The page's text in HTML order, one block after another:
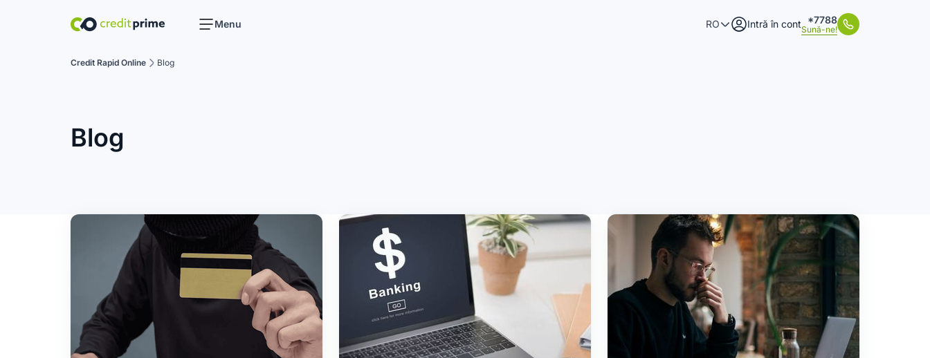
Menu RO Intră în cont *7788
Sună-ne!
Credit Rapid Online Blog
Blog